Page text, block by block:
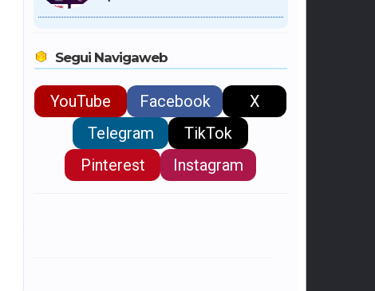
Segui Navigaweb
YouTube Facebook
X
Telegram
TikTok
Pinterest
Instagram